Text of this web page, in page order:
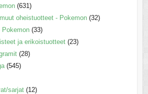
(631)
oheistuotteet - Pokemon (32)
Pokemon (33)
ja erikoistuotteet (23)
(28)
(545)
sarjat (12)